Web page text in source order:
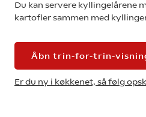
Du kan servere kyllingelårene
kartofler sammen med
Åbn trin-for-trin-
Er du ny i køkkenet, så følg